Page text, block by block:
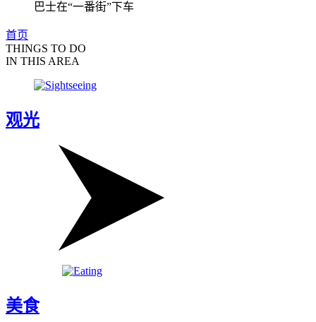
巴士在“一番街”下车
首页
THINGS TO DO
IN THIS AREA
观光
美食